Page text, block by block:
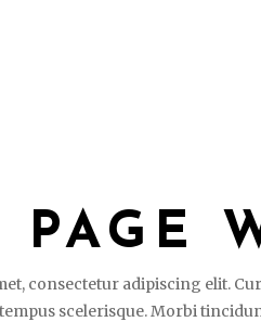
PAGE
consectetur adipiscing elit.
scelerisque. Morbi